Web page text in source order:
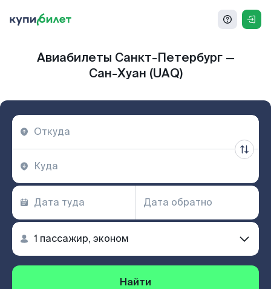
Авиабилеты Санкт-Петербург —
Сан-Хуан (UAQ)
Найти